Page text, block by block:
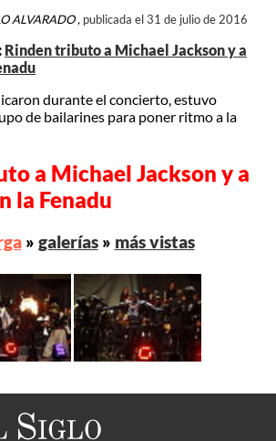
ALVARADO , publicada el 31 de julio de 2016
Rinden tributo a Michael Jackson y a
durante el concierto, estuvo
de bailarines para poner ritmo a la
a Michael Jackson y a
la Fenadu
» galerías» más vistas